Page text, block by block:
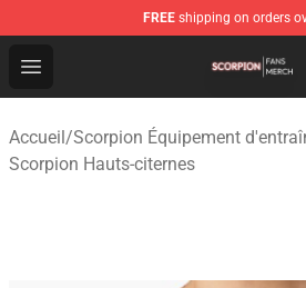
FREE shipping on orders
Open menu
Scorpion Shop - Official
Accueil/Scorpion Équipement
Scorpion Hauts-citernes